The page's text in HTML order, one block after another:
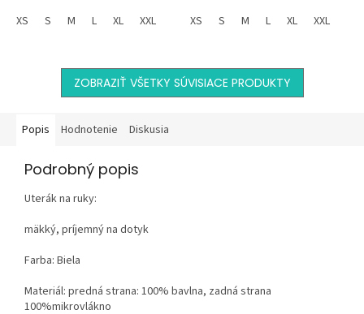
stopercentne osobný? Tričko
XS S M L XL XXL
babka! S týmto tričkom...
XS S M L XL XXL
ZOBRAZIŤ VŠETKY SÚVISIACE PRODUKTY
Popis Hodnotenie Diskusia
Podrobný popis
Uterák na ruky:
mäkký, príjemný na dotyk
Farba: Biela
Materiál: predná strana: 100% bavlna, zadná strana
100%mikrovlákno